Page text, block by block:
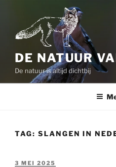
inhoud
DE NATUUR
De natuur is altijd dichtbij
TAG: SLANGEN IN
GEPLAATST
3 MEI 2025